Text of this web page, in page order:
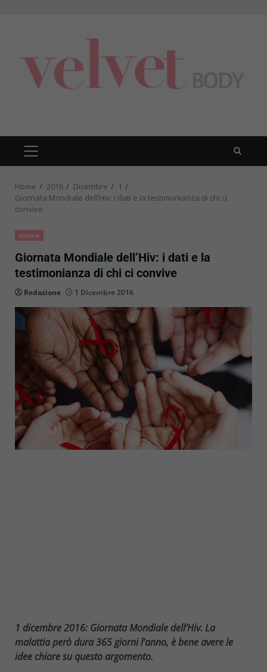
PRIMARY
MENU
Home 2016 Dicembre
1
Giornata Mondiale dell’Hiv: i dati e la testimonianza di chi ci
convive
Notizie
Giornata Mondiale dell’Hiv: i dati e la
testimonianza di chi ci convive
Redazione 1 Dicembre 2016
1 dicembre 2016: Giornata Mondiale dell’Hiv. La
malattia però dura 365 giorni l’anno, è bene avere le
idee chiare su questo argomento.